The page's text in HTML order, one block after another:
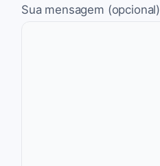
Sua mensagem (opcional)